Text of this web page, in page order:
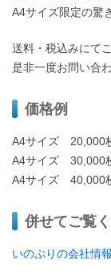
A4サイズ限定の驚
送料・税込みにて
是非一度お問い合
価格例
A4サイズ 20,000
A4サイズ 30,000
A4サイズ 40,000
併せてご覧
いのぷりの会社情